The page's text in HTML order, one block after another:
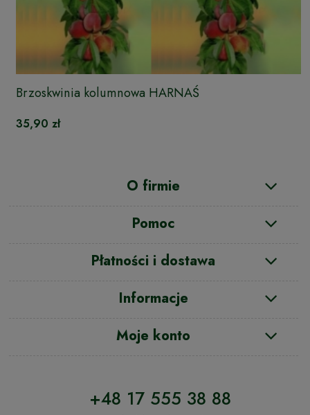
Brzoskwinia kolumnowa HARNAŚ
35,90 zł
O firmie
Pomoc
Płatności i dostawa
Informacje
Moje konto
+48 17 555 38 88